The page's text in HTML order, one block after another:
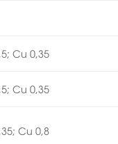
Cu 0,35
Cu 0,35
Cu 0,8